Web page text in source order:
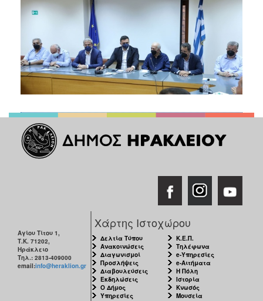
Αγίου Τίτου 1,
Τ.Κ. 71202,
Ηράκλειο
Τηλ.: 2813-409000
email:info@heraklion.gr
Χάρτης Ιστοχώρου
Δελτία Τύπου
Ανακοινώσεις
Διαγωνισμοί
Προσλήψεις
Διαβουλεύσεις
Εκδηλώσεις
Ο Δήμος
Υπηρεσίες
Κ.Ε.Π.
Τηλέφωνα
e-Υπηρεσίες
e-Αιτήματα
Η Πόλη
Ιστορία
Κνωσός
Μουσεία